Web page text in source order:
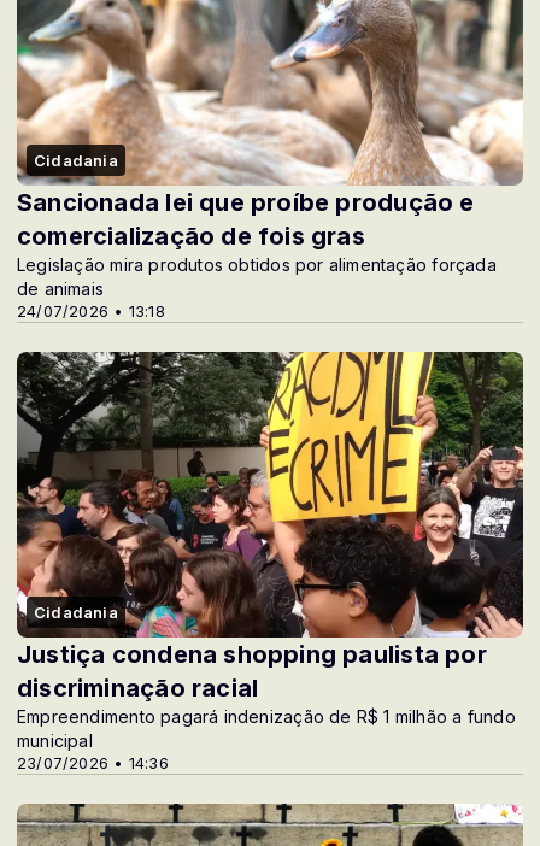
Cidadania
24/07/2026 • 13:18
Sancionada lei que proíbe produção e
comercialização de fois gras
Legislação mira produtos obtidos por alimentação forçada
de animais
Cidadania
23/07/2026 • 14:36
Justiça condena shopping paulista por
discriminação racial
Empreendimento pagará indenização de R$ 1 milhão a fundo
municipal